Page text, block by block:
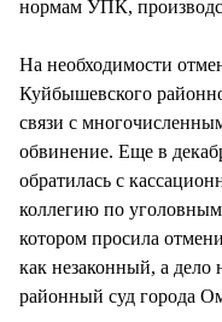
нормам УПК,
На необходимости
Куйбышевского
связи с
обвинение. Еще в
обратилась с
коллегию по
котором просила
как незаконный, а
районный суд города